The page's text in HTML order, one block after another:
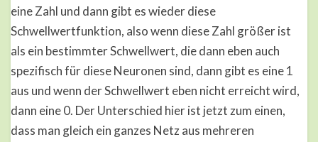
eine Zahl und dann gibt es wieder diese
Schwellwertfunktion, also wenn diese Zahl größer ist
als ein bestimmter Schwellwert, die dann eben auch
spezifisch für diese Neuronen sind, dann gibt es eine 1
aus und wenn der Schwellwert eben nicht erreicht wird,
dann eine 0. Der Unterschied hier ist jetzt zum einen,
dass man gleich ein ganzes Netz aus mehreren